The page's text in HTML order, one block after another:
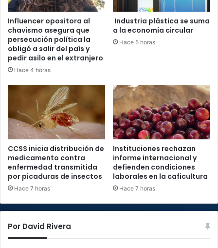
Influencer opositora al
chavismo asegura que
persecución política la
obligó a salir del país y
pedir asilo en el extranjero
Hace 4 horas
Industria plástica se suma
a la economía circular
Hace 5 horas
CCSS inicia distribución de
medicamento contra
enfermedad transmitida
por picaduras de insectos
Hace 7 horas
Instituciones rechazan
informe internacional y
defienden condiciones
laborales en la caficultura
Hace 7 horas
Por David Rivera